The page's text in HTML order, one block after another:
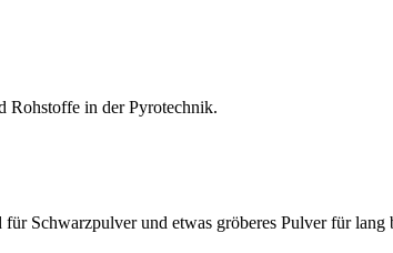
Rohstoffe in der Pyrotechnik.
Schwarzpulver und etwas gröberes Pulver für lang